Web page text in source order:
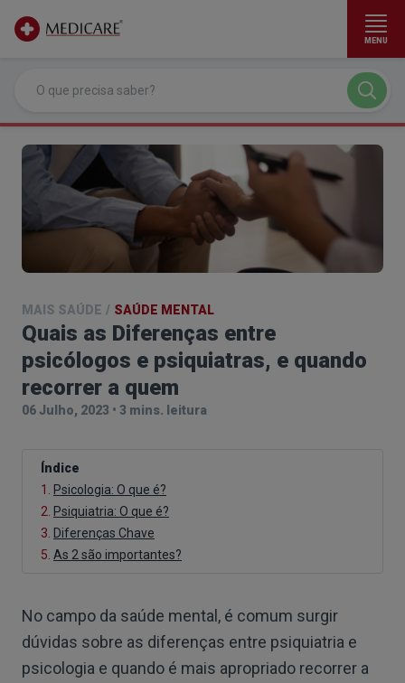
MENU
MAIS SAÚDE / SAÚDE MENTAL
Quais as Diferenças entre
psicólogos e psiquiatras, e quando
recorrer a quem
06 Julho, 2023 • 3 mins. leitura
Índice
1. Psicologia: O que é?
2. Psiquiatria: O que é?
3. Diferenças Chave
5. As 2 são importantes?
No campo da saúde mental, é comum surgir
dúvidas sobre as diferenças entre psiquiatria e
psicologia e quando é mais apropriado recorrer a